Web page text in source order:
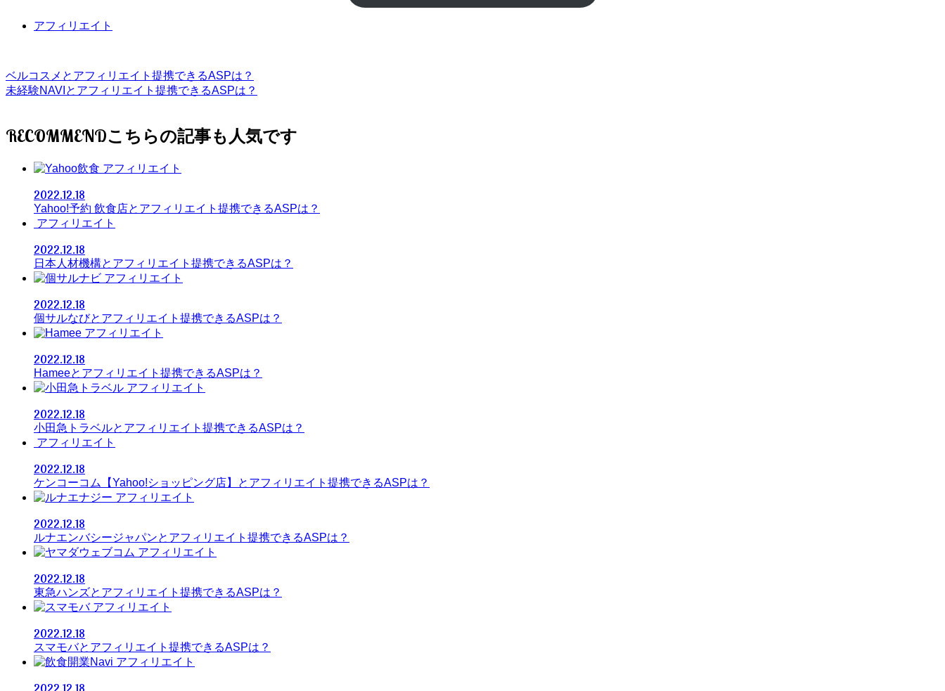
アフィリエイト
ベルコスメとアフィリエイト提携できるASPは？
未経験NAVIとアフィリエイト提携できるASPは？
RECOMMEND
アフィリエイト
2022.12.18
Yahoo!予約 飲食店とアフィリエイト提携できるASPは？
アフィリエイト
2022.12.18
日本人材機構とアフィリエイト提携できるASPは？
アフィリエイト
2022.12.18
個サルなびとアフィリエイト提携できるASPは？
アフィリエイト
2022.12.18
Hameeとアフィリエイト提携できるASPは？
アフィリエイト
2022.12.18
小田急トラベルとアフィリエイト提携できるASPは？
アフィリエイト
2022.12.18
ケンコーコム【Yahoo!ショッピング店】とアフィリエイト提携できるASPは？
アフィリエイト
2022.12.18
ルナエンバシージャパンとアフィリエイト提携できるASPは？
アフィリエイト
2022.12.18
東急ハンズとアフィリエイト提携できるASPは？
アフィリエイト
2022.12.18
スマモバとアフィリエイト提携できるASPは？
アフィリエイト
2022.12.18